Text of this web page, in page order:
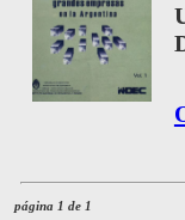
página 1 de 1